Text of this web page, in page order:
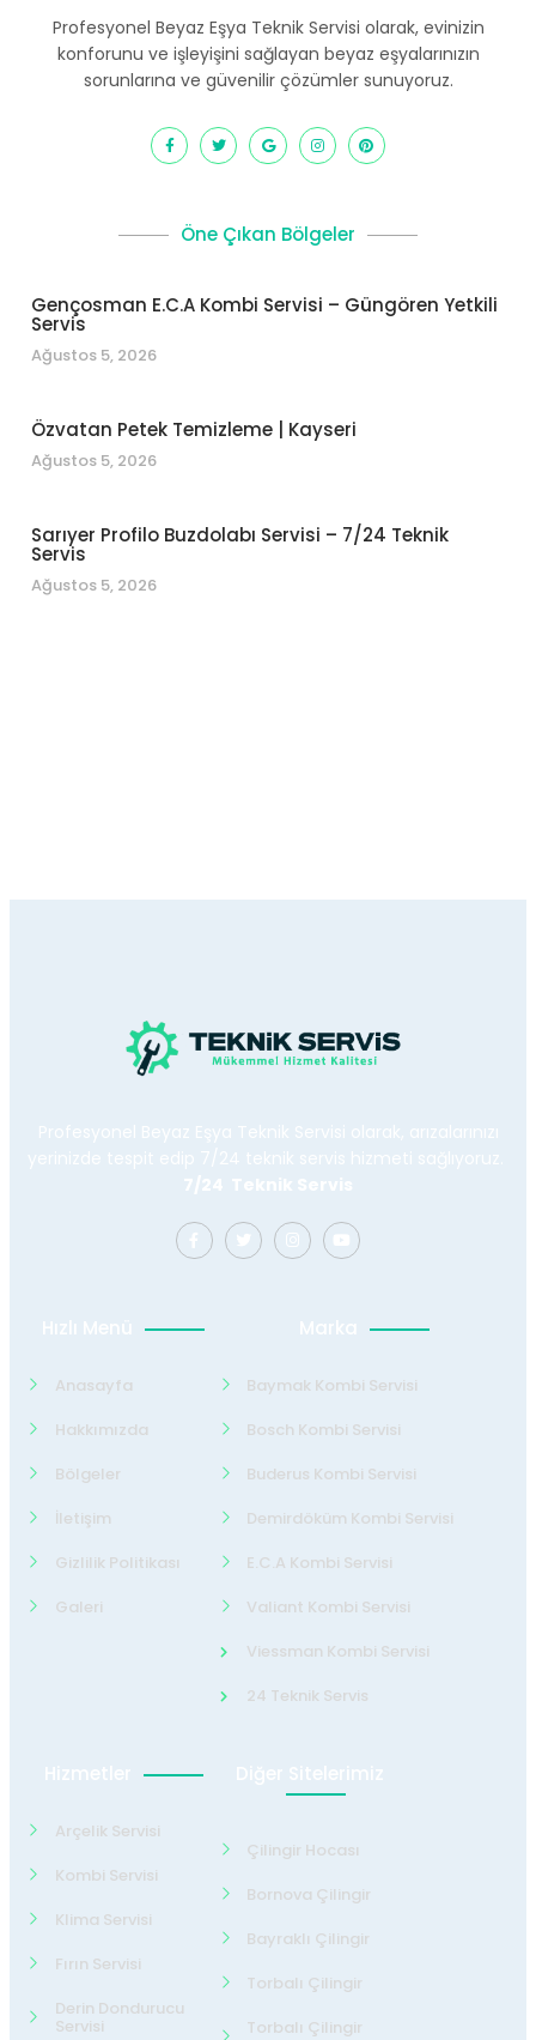
Profesyonel Beyaz Eşya Teknik Servisi olarak, evinizin
konforunu ve işleyişini sağlayan beyaz eşyalarınızın
sorunlarına ve güvenilir çözümler sunuyoruz.
Öne Çıkan Bölgeler
Gençosman E.C.A Kombi Servisi – Güngören Yetkili
Servis
Ağustos 5, 2026
Özvatan Petek Temizleme | Kayseri
Ağustos 5, 2026
Sarıyer Profilo Buzdolabı Servisi – 7/24 Teknik
Servis
Ağustos 5, 2026
Profesyonel Beyaz Eşya Teknik Servisi olarak, arızalarınızı
yerinizde tespit edip 7/24 teknik servis hizmeti sağlıyoruz.
7/24 Teknik Servis
Hızlı Menü
Anasayfa
Hakkımızda
Bölgeler
İletişim
Gizlilik Politikası
Galeri
Marka
Baymak Kombi Servisi
Bosch Kombi Servisi
Buderus Kombi Servisi
Demirdöküm Kombi Servisi
E.C.A Kombi Servisi
Valiant Kombi Servisi
Viessman Kombi Servisi
24 Teknik Servis
Hizmetler
Arçelik Servisi
Kombi Servisi
Klima Servisi
Fırın Servisi
Derin Dondurucu
Servisi
Diğer Sitelerimiz
Çilingir Hocası
Bornova Çilingir
Bayraklı Çilingir
Torbalı Çilingir
Torbalı Çilingir